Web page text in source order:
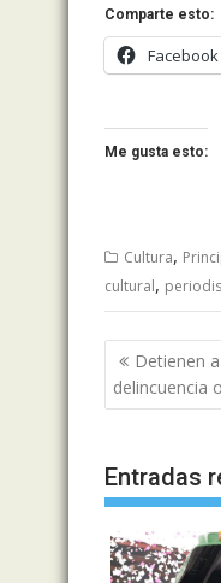
Comparte esto:
Facebook
Me gusta esto:
Cultura,
cultural,
de
entradas
Detienen
delincuencia
Entradas